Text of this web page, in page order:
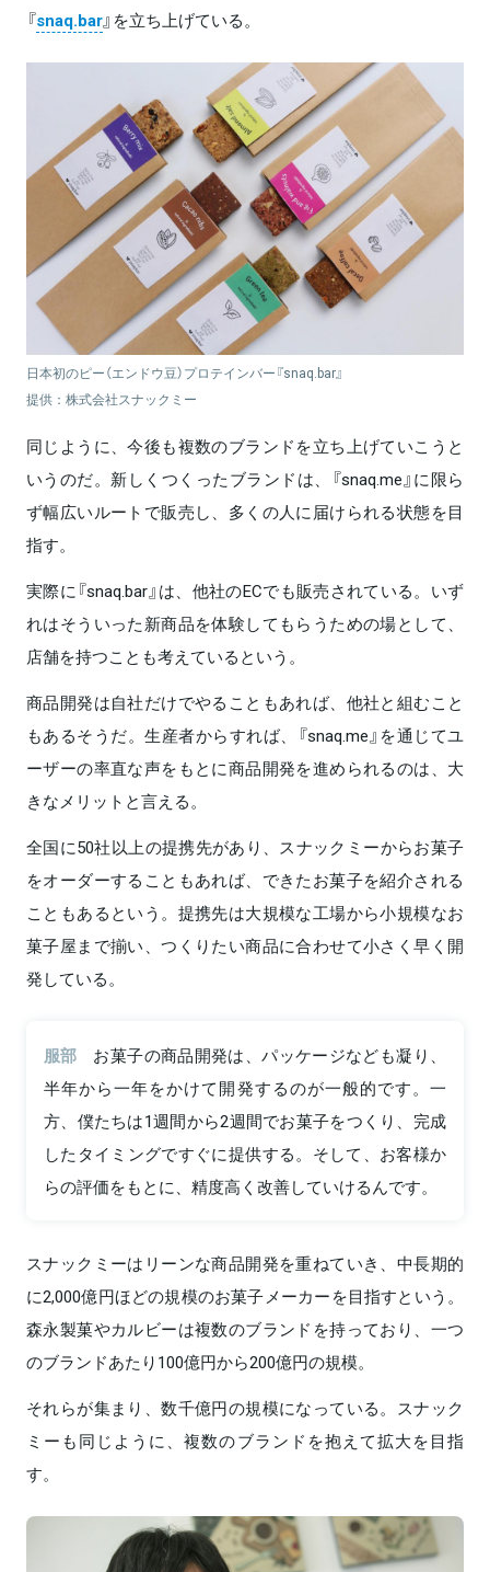
『snaq.bar』を立ち上げている。
日本初のピー（エンドウ豆）プロテインバー『snaq.bar』
提供：株式会社スナックミー
同じように、今後も複数のブランドを立ち上げていこうと
いうのだ。新しくつくったブランドは、『snaq.me』に限ら
ず幅広いルートで販売し、多くの人に届けられる状態を目
指す。
実際に『snaq.bar』は、他社のECでも販売されている。いず
れはそういった新商品を体験してもらうための場として、
店舗を持つことも考えているという。
商品開発は自社だけでやることもあれば、他社と組むこと
もあるそうだ。生産者からすれば、『snaq.me』を通じてユ
ーザーの率直な声をもとに商品開発を進められるのは、大
きなメリットと言える。
全国に50社以上の提携先があり、スナックミーからお菓子
をオーダーすることもあれば、できたお菓子を紹介される
こともあるという。提携先は大規模な工場から小規模なお
菓子屋まで揃い、つくりたい商品に合わせて小さく早く開
発している。
服部
お菓子の商品開発は、パッケージなども凝り、
半年から一年をかけて開発するのが一般的です。一
方、僕たちは1週間から2週間でお菓子をつくり、完成
したタイミングですぐに提供する。そして、お客様か
らの評価をもとに、精度高く改善していけるんです。
スナックミーはリーンな商品開発を重ねていき、中長期的
に2,000億円ほどの規模のお菓子メーカーを目指すという。
森永製菓やカルビーは複数のブランドを持っており、一つ
のブランドあたり100億円から200億円の規模。
それらが集まり、数千億円の規模になっている。スナック
ミーも同じように、複数のブランドを抱えて拡大を目指
す。